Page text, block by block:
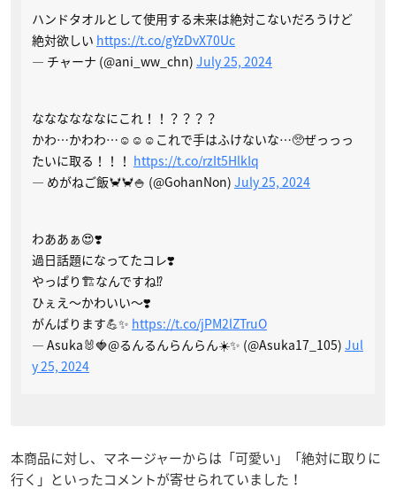
ハンドタオルとして使用する未来は絶対こないだろうけど
絶対欲しい https://t.co/gYzDvX70Uc
— チャーナ (@ani_ww_chn) July 25, 2024
ななななななにこれ！！？？？？
かわ…かわわ…☺️☺️☺️これで手はふけないな…🥺ぜっっっ
たいに取る！！！ https://t.co/rzIt5HlkIq
— めがねご飯🦀🦀🍚 (@GohanNon) July 25, 2024
わああぁ😍❣️
過日話題になってたコレ❣️
やっぱり🏗️なんですね⁉️
ひぇえ〜かわいい〜❣️
がんばります💪✨ https://t.co/jPM2lZTruO
— Asuka🐰🍓@るんるんらんらん☀️✨ (@Asuka17_105) Jul
y 25, 2024
本商品に対し、マネージャーからは「可愛い」「絶対に取りに
行く」といったコメントが寄せられていました！